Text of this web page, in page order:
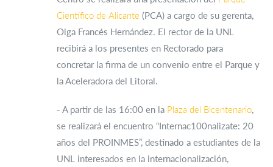
Científico de Alicante (PCA) a cargo de su gerenta,
Olga Francés Hernández. El rector de la UNL
recibirá a los presentes en Rectorado para
concretar la firma de un convenio entre el Parque y
la Aceleradora del Litoral.
- A partir de las 16:00 en la Plaza del Bicentenario,
se realizará el encuentro “Internac100nalizate: 20
años del PROINMES”, destinado a estudiantes de la
UNL interesados en la internacionalización,